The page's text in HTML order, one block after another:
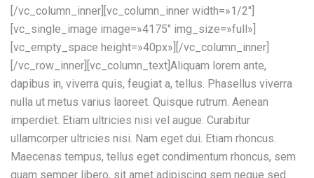
[/vc_column_inner][vc_column_inner width=»1/2″]
[vc_single_image image=»4175″ img_size=»full»]
[vc_empty_space height=»40px»][/vc_column_inner]
[/vc_row_inner][vc_column_text]Aliquam lorem ante,
dapibus in, viverra quis, feugiat a, tellus. Phasellus viverra
nulla ut metus varius laoreet. Quisque rutrum. Aenean
imperdiet. Etiam ultricies nisi vel augue. Curabitur
ullamcorper ultricies nisi. Nam eget dui. Etiam rhoncus.
Maecenas tempus, tellus eget condimentum rhoncus, sem
quam semper libero, sit amet adipiscing sem neque sed